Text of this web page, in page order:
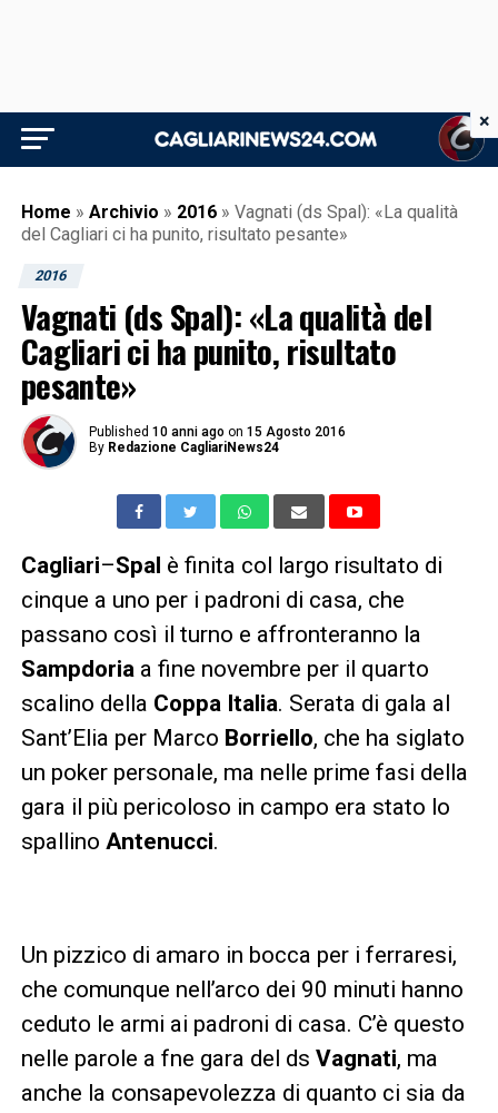
Home » Archivio » 2016 » Vagnati (ds Spal): «La qualità
del Cagliari ci ha punito, risultato pesante»
2016
Vagnati (ds Spal): «La qualità del
Cagliari ci ha punito, risultato
pesante»
Published 10 anni ago on 15 Agosto 2016
By Redazione CagliariNews24
Cagliari–Spal è finita col largo risultato di
cinque a uno per i padroni di casa, che
passano così il turno e affronteranno la
Sampdoriaa fine novembre per il quarto
scalino della Coppa Italia. Serata di gala al
Sant’Elia per Marco Borriello, che ha siglato
un poker personale, ma nelle prime fasi della
gara il più pericoloso in campo era stato lo
spallino Antenucci.
Un pizzico di amaro in bocca per i ferraresi,
che comunque nell’arco dei 90 minuti hanno
ceduto le armi ai padroni di casa. C’è questo
nelle parole a fne gara del ds Vagnati, ma
anche la consapevolezza di quanto ci sia da
×